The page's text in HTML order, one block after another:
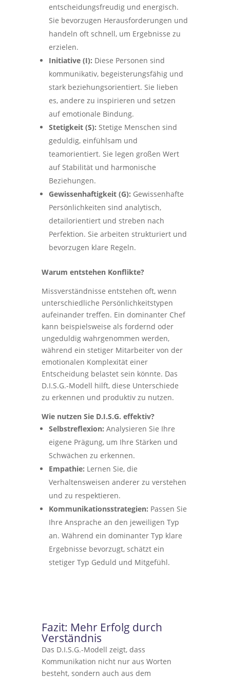
entscheidungsfreudig und energisch.
Sie bevorzugen Herausforderungen und
handeln oft schnell, um Ergebnisse zu
erzielen.
Initiative (I): Diese Personen sind
kommunikativ, begeisterungsfähig und
stark beziehungsorientiert. Sie lieben
es, andere zu inspirieren und setzen
auf emotionale Bindung.
Stetigkeit (S): Stetige Menschen sind
geduldig, einfühlsam und
teamorientiert. Sie legen großen Wert
auf Stabilität und harmonische
Beziehungen.
Gewissenhaftigkeit (G): Gewissenhafte
Persönlichkeiten sind analytisch,
detailorientiert und streben nach
Perfektion. Sie arbeiten strukturiert und
bevorzugen klare Regeln.
Warum entstehen Konflikte?
Missverständnisse entstehen oft, wenn
unterschiedliche Persönlichkeitstypen
aufeinander treffen. Ein dominanter Chef
kann beispielsweise als fordernd oder
ungeduldig wahrgenommen werden,
während ein stetiger Mitarbeiter von der
emotionalen Komplexität einer
Entscheidung belastet sein könnte. Das
D.I.S.G.-Modell hilft, diese Unterschiede
zu erkennen und produktiv zu nutzen.
Wie nutzen Sie D.I.S.G. effektiv?
Selbstreflexion: Analysieren Sie Ihre
eigene Prägung, um Ihre Stärken und
Schwächen zu erkennen.
Empathie: Lernen Sie, die
Verhaltensweisen anderer zu verstehen
und zu respektieren.
Kommunikationsstrategien: Passen Sie
Ihre Ansprache an den jeweiligen Typ
an. Während ein dominanter Typ klare
Ergebnisse bevorzugt, schätzt ein
stetiger Typ Geduld und Mitgefühl.
Fazit: Mehr Erfolg durch
Verständnis
Das D.I.S.G.-Modell zeigt, dass
Kommunikation nicht nur aus Worten
besteht, sondern auch aus dem